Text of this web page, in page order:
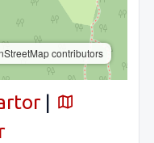
contributors
|